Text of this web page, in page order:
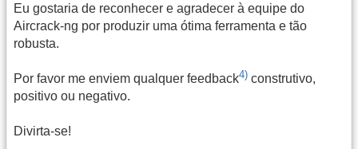
Eu gostaria de reconhecer e agradecer à equipe do
Aircrack-ng por produzir uma ótima ferramenta e tão
robusta.
Por favor me enviem qualquer feedback4) construtivo,
positivo ou negativo.
Divirta-se!